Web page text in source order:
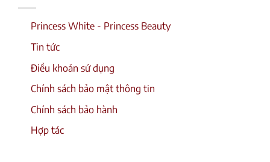
Princess White - Princess Beauty
Tin tức
Điều khoản sử dụng
Chính sách bảo mật thông tin
Chính sách bảo hành
Hợp tác